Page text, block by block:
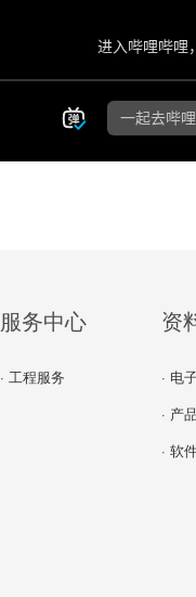
服务中心
· 工程服务
资
· 电
· 产
· 软